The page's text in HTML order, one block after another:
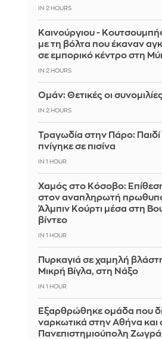
IN 2 HOURS
Καινούργιου -
με τη βόλτα που έκαναν
σε εμπορικό κέντρο στη
IN 2 HOURS
Ομάν: Θετικές οι
IN 2 HOURS
Τραγωδία στην Πάρο:
πνίγηκε σε πισίνα
IN 1 HOUR
Χαμός στο Κόσοβο:
στον αναπληρωτή
Άλμπιν Κούρτι μέσα στη
βίντεο
IN 1 HOUR
Πυρκαγιά σε χαμηλή
Μικρή Βίγλα, στη Νάξο
IN 1 HOUR
Εξαρθρώθηκε ομάδα που
ναρκωτικά στην Αθήνα και
Πανεπιστημιούπολη